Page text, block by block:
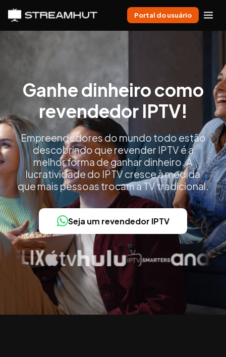
Portal do usuário
Ganhe dinheiro como
revendedor IPTV!
Empreendedores do mundo todo estão
descobrindo que revender IPTV é a
melhor forma de ganhar dinheiro. A
lucratividade do IPTV cresce à medida
que mais pessoas trocam a TV tradicional.
Seja um revendedor IPTV